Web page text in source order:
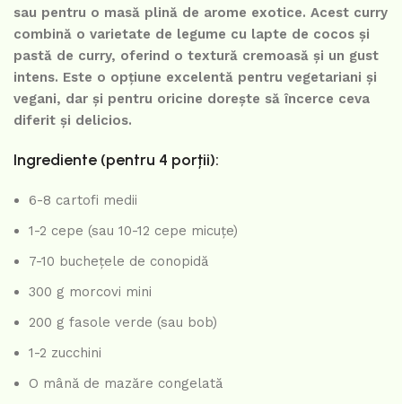
sau pentru o masă plină de arome exotice. Acest curry
combină o varietate de legume cu lapte de cocos și
pastă de curry, oferind o textură cremoasă și un gust
intens. Este o opțiune excelentă pentru vegetariani și
vegani, dar și pentru oricine dorește să încerce ceva
diferit și delicios.
Ingrediente (pentru 4 porții):
6-8 cartofi medii
1-2 cepe (sau 10-12 cepe micuțe)
7-10 buchețele de conopidă
300 g morcovi mini
200 g fasole verde (sau bob)
1-2 zucchini
O mână de mazăre congelată